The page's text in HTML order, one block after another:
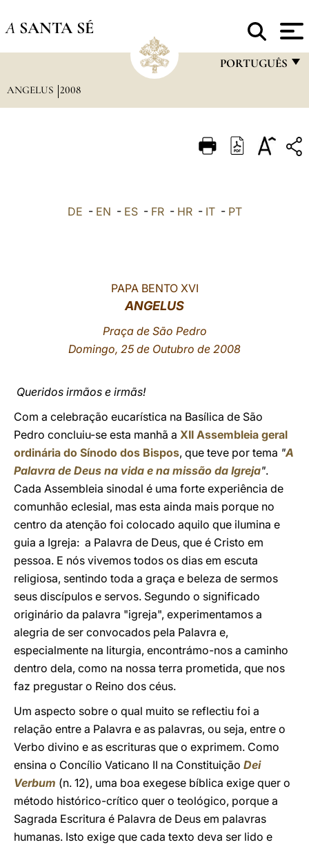
A SANTA SÉ
PORTUGUÊS
ITALIANO
ANGELUS 2008
DE - EN - ES- FR- HR- IT- PT
PAPA BENTO XVI
ANGELUS
Praça de São Pedro
Domingo, 25 de Outubro de 2008
Queridos irmãos e irmãs!
Com a celebração eucarística na Basílica de São
Pedro concluiu-se esta manhã a XII Assembleia geral
ordinária do Sínodo dos Bispos, que teve por tema "A
Palavra de Deus na vida e na missão da Igreja".
Cada Assembleia sinodal é uma forte experiência de
comunhão eclesial, mas esta ainda mais porque no
centro da atenção foi colocado aquilo que ilumina e
guia a Igreja: a Palavra de Deus, que é Cristo em
pessoa. E nós vivemos todos os dias em escuta
religiosa, sentindo toda a graça e beleza de sermos
seus discípulos e servos. Segundo o significado
originário da palavra "igreja", experimentamos a
alegria de ser convocados pela Palavra e,
especialmente na liturgia, encontrámo-nos a caminho
dentro dela, como na nossa terra prometida, que nos
faz pregustar o Reino dos céus.
Um aspecto sobre o qual muito se reflectiu foi a
relação entre a Palavra e as palavras, ou seja, entre o
Verbo divino e as escrituras que o exprimem. Como
ensina o Concílio Vaticano II na Constituição Dei
Verbum (n. 12), uma boa exegese bíblica exige quer o
método histórico-crítico quer o teológico, porque a
Sagrada Escritura é Palavra de Deus em palavras
humanas. Isto exige que cada texto deva ser lido e